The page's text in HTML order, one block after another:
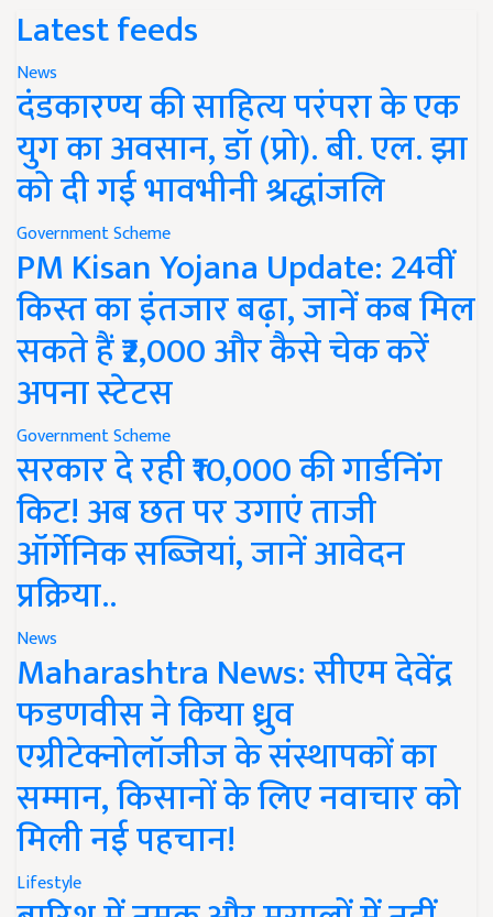
Latest feeds
News
दंडकारण्य की साहित्य परंपरा के एक
युग का अवसान, डॉ (प्रो). बी. एल. झा
को दी गई भावभीनी श्रद्धांजलि
Government Scheme
PM Kisan Yojana Update: 24वीं
किस्त का इंतजार बढ़ा, जानें कब मिल
सकते हैं ₹2,000 और कैसे चेक करें
अपना स्टेटस
Government Scheme
सरकार दे रही ₹10,000 की गार्डनिंग
किट! अब छत पर उगाएं ताजी
ऑर्गेनिक सब्जियां, जानें आवेदन
प्रक्रिया..
News
Maharashtra News: सीएम देवेंद्र
फडणवीस ने किया ध्रुव
एग्रीटेक्नोलॉजीज के संस्थापकों का
सम्मान, किसानों के लिए नवाचार को
मिली नई पहचान!
Lifestyle